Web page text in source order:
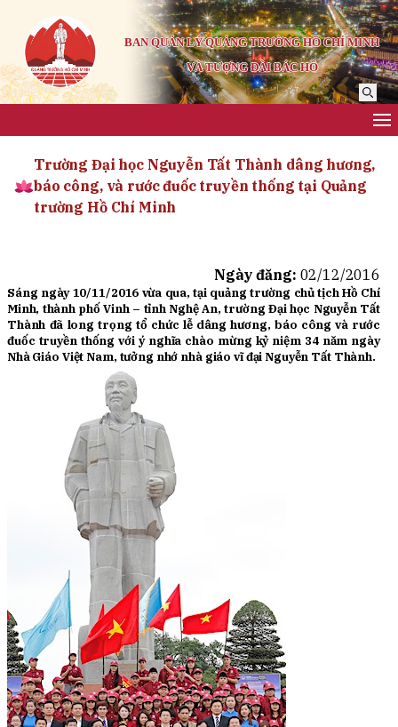
BAN QUẢN LÝ QUẢNG TRƯỜNG HỒ CHÍ MINH
VÀ TƯỢNG ĐÀI BÁC HỒ
Trường Đại học Nguyễn Tất Thành dâng hương,
báo công, và rước đuốc truyền thống tại Quảng
trường Hồ Chí Minh
Ngày đăng: 02/12/2016
Sáng ngày 10/11/2016 vừa qua, tại quảng trường chủ tịch Hồ Chí
Minh, thành phố Vinh – tỉnh Nghệ An, trường Đại học Nguyễn Tất
Thành đã long trọng tổ chức lễ dâng hương, báo công và rước
đuốc truyền thống với ý nghĩa chào mừng kỷ niệm 34 năm ngày
Nhà Giáo Việt Nam, tưởng nhớ nhà giáo vĩ đại Nguyễn Tất Thành.